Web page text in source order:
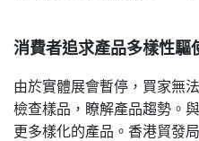
消費者追求產品多樣性驅
由於實體展會暫停，買家無
檢查樣品，瞭解產品趨勢。
更多樣化的產品。香港貿發